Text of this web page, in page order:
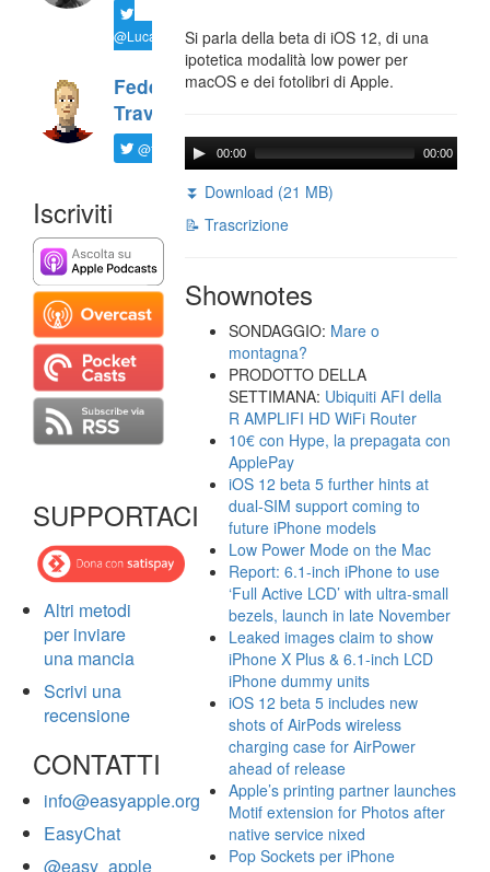
@LucaTNT
Federico
Travaini
@ftrava
Iscriviti
SUPPORTACI
Altri metodi
per inviare
una mancia
Scrivi una
recensione
CONTATTI
info@easyapple.org
EasyChat
@easy_apple
Si parla della beta di iOS 12, di una
ipotetica modalità low power per
macOS e dei fotolibri di Apple.
00:00 00:00
⏬ Download (21 MB)
📝 Trascrizione
Shownotes
SONDAGGIO: Mare o
montagna?
PRODOTTO DELLA
SETTIMANA: Ubiquiti AFI della
R AMPLIFI HD WiFi Router
10€ con Hype, la prepagata con
ApplePay
iOS 12 beta 5 further hints at
dual-SIM support coming to
future iPhone models
Low Power Mode on the Mac
Report: 6.1-inch iPhone to use
‘Full Active LCD’ with ultra-small
bezels, launch in late November
Leaked images claim to show
iPhone X Plus & 6.1-inch LCD
iPhone dummy units
iOS 12 beta 5 includes new
shots of AirPods wireless
charging case for AirPower
ahead of release
Apple’s printing partner launches
Motif extension for Photos after
native service nixed
Pop Sockets per iPhone